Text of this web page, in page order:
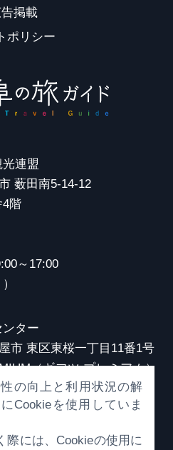
告掲載
ポリシー
連盟
薮田南5-14-12
4階
～17:00
ター
市 東区東桜一丁目11番1号
（ギフツ プレミアム）
の向上と利用状況の解
Cookieを使用していま
際には、Cookieの使用に